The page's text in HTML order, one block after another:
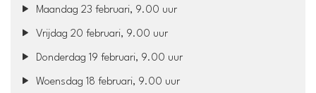
Maandag 23 februari, 9.00 uur
Vrijdag 20 februari, 9.00 uur
Donderdag 19 februari, 9.00 uur
Woensdag 18 februari, 9.00 uur